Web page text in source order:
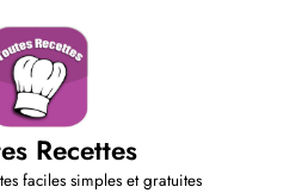
Recettes
faciles simples et gratuites